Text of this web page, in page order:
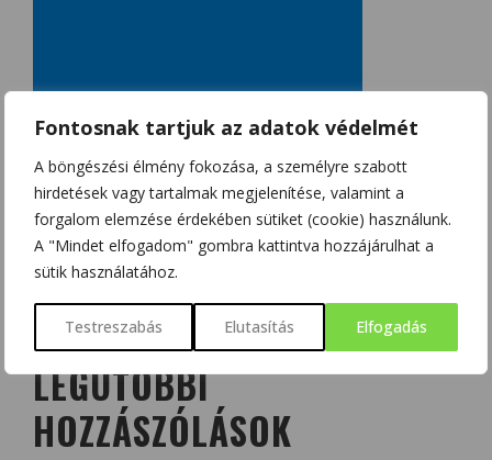
Fontosnak tartjuk az adatok védelmét
A böngészési élmény fokozása, a személyre szabott
hirdetések vagy tartalmak megjelenítése, valamint a
forgalom elemzése érdekében sütiket (cookie) használunk.
A "Mindet elfogadom" gombra kattintva hozzájárulhat a
sütik használatához.
Testreszabás Elutasítás Elfogadás
LEGUTÓBBI
HOZZÁSZÓLÁSOK